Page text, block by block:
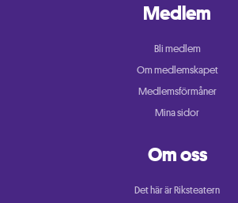
Medlem
Bli medlem
Om medlemskapet
Medlemsförmåner
Mina sidor
Om oss
Det här är Riksteatern